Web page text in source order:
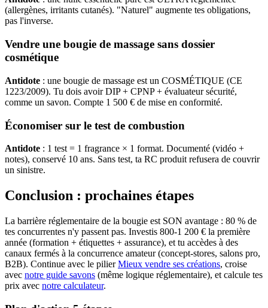
(allergènes, irritants cutanés). "Naturel" augmente tes obligations,
pas l'inverse.
Vendre une bougie de massage sans dossier
cosmétique
Antidote : une bougie de massage est un COSMÉTIQUE (CE
1223/2009). Tu dois avoir DIP + CPNP + évaluateur sécurité,
comme un savon. Compte 1 500 € de mise en conformité.
Économiser sur le test de combustion
Antidote : 1 test = 1 fragrance × 1 format. Documenté (vidéo +
notes), conservé 10 ans. Sans test, ta RC produit refusera de couvrir
un sinistre.
Conclusion : prochaines étapes
La barrière réglementaire de la bougie est SON avantage : 80 % de
tes concurrentes n'y passent pas. Investis 800-1 200 € la première
année (formation + étiquettes + assurance), et tu accèdes à des
canaux fermés à la concurrence amateur (concept-stores, salons pro,
B2B). Continue avec le pilierMieux vendre ses créations, croise
avec notre guide savons (même logique réglementaire), et calcule tes
prix avec notre calculateur.